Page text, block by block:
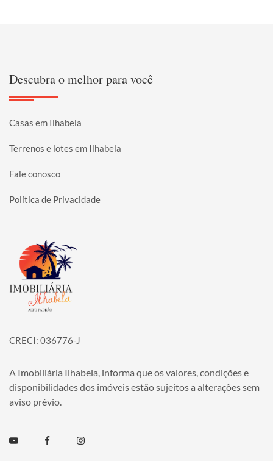
Descubra o melhor para você
Casas em Ilhabela
Terrenos e lotes em Ilhabela
Fale conosco
Política de Privacidade
Página inicial
CRECI: 036776-J
A Imobiliária Ilhabela, informa que os valores, condições e
disponibilidades dos imóveis estão sujeitos a alterações sem
aviso prévio.
Youtube FacebookInstagram